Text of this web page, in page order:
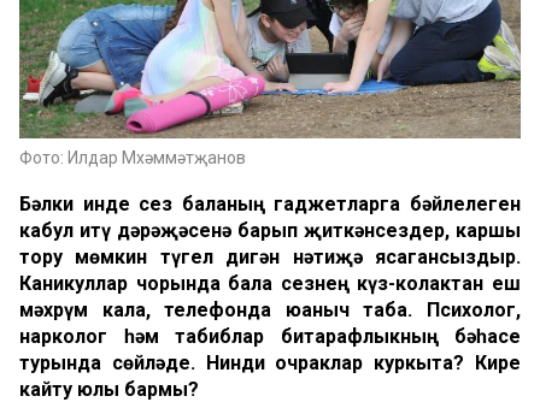
Фото: Илдар Мөхәммәтҗанов
Бәлки инде сез баланың гаджетларга бәйлелеген
кабул итү дәрәҗәсенә барып җиткәнсездер, каршы
тору мөмкин түгел дигән нәтиҗә ясагансыздыр.
Каникуллар чорында бала сезнең күз-колактан еш
мәхрүм кала, телефонда юаныч таба. Психолог,
нарколог һәм табиблар битарафлыкның бәһасе
турында сөйләде. Нинди очраклар куркыта? Кире
кайту юлы бармы?